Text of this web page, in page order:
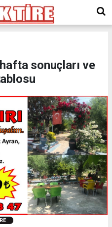
sonuçları ve